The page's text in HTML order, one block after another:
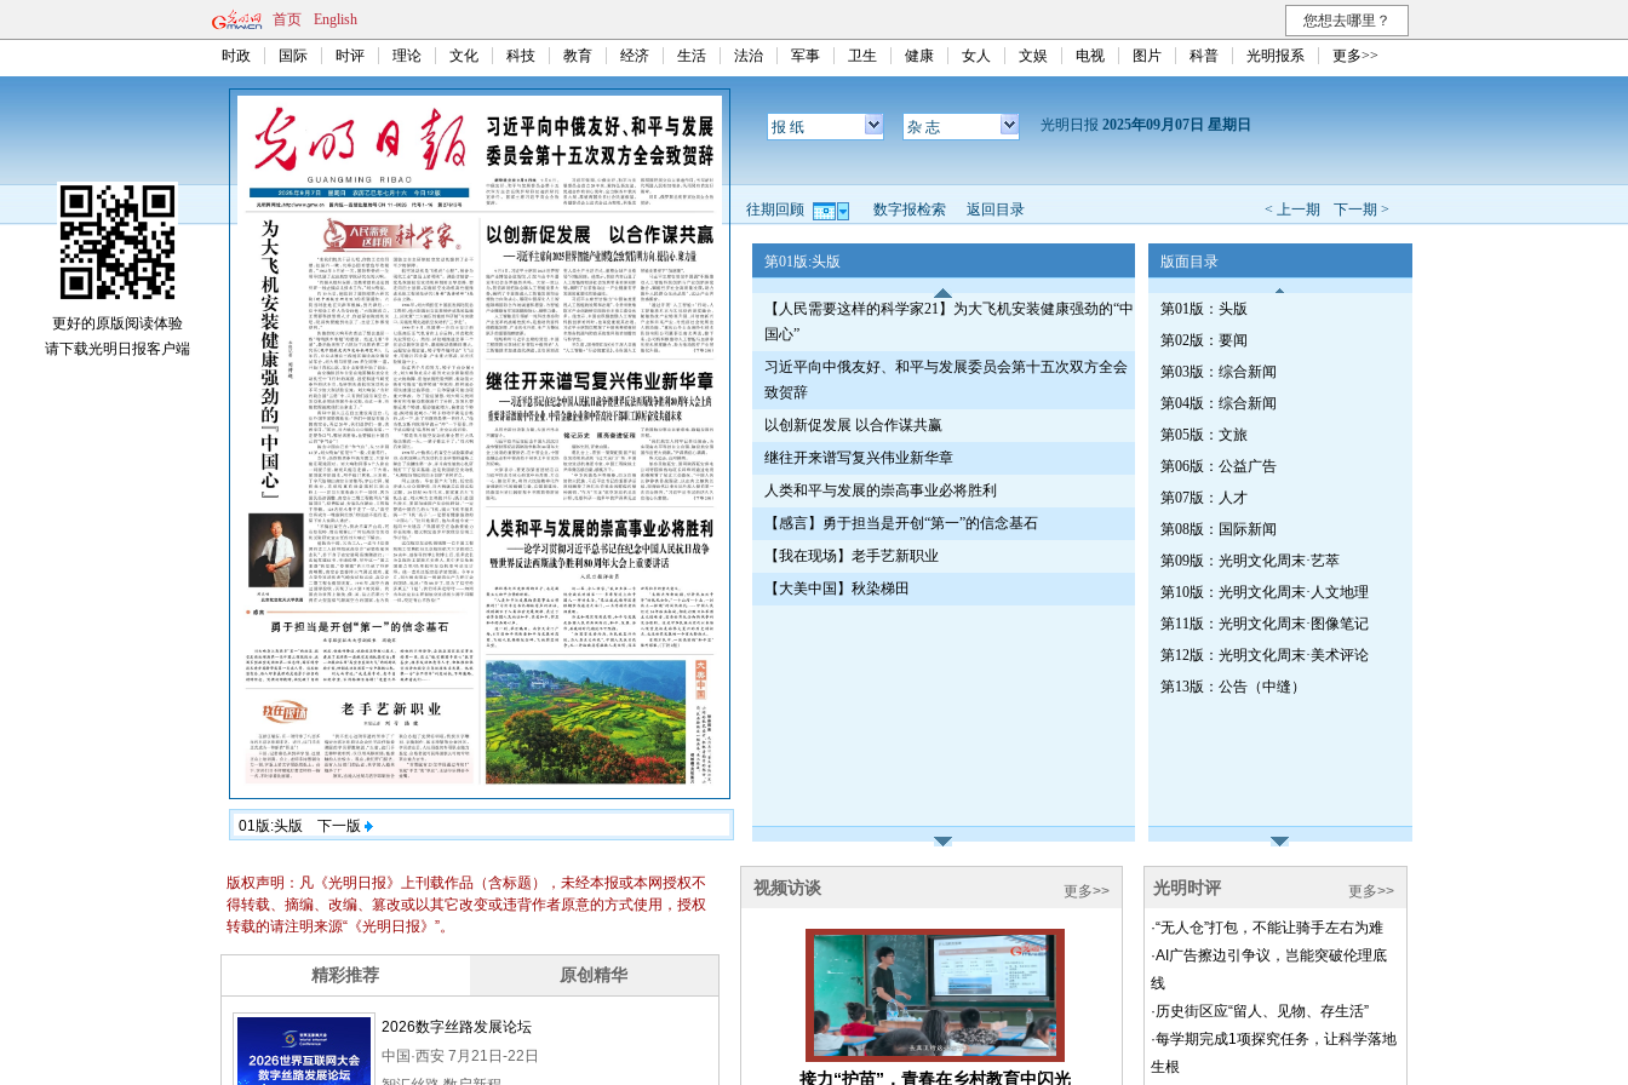
首页 English 您想去哪里？
时政 国际 时评 理论 文化 科技 教育 经济 生活 法治 军事 卫生 健康 女人 文娱 电视 图片 科普 光明报系 更多>>
01版:头版 下一版
报 纸 杂 志 光明日报 2025年09月07日 星期日
< 上一期 下一期 >
往期回顾 数字报检索 返回目录
第01版:头版
【人民需要这样的科学家21】为大飞机安装健康强劲的“中
国心”
习近平向中俄友好、和平与发展委员会第十五次双方全会
致贺辞
以创新促发展 以合作谋共赢
继往开来谱写复兴伟业新华章
人类和平与发展的崇高事业必将胜利
【感言】勇于担当是开创“第一”的信念基石
【我在现场】老手艺新职业
【大美中国】秋染梯田
版面目录
第01版：头版
第02版：要闻
第03版：综合新闻
第04版：综合新闻
第05版：文旅
第06版：公益广告
第07版：人才
第08版：国际新闻
第09版：光明文化周末·艺萃
第10版：光明文化周末·人文地理
第11版：光明文化周末·图像笔记
第12版：光明文化周末·美术评论
第13版：公告（中缝）
更好的原版阅读体验
请下载光明日报客户端